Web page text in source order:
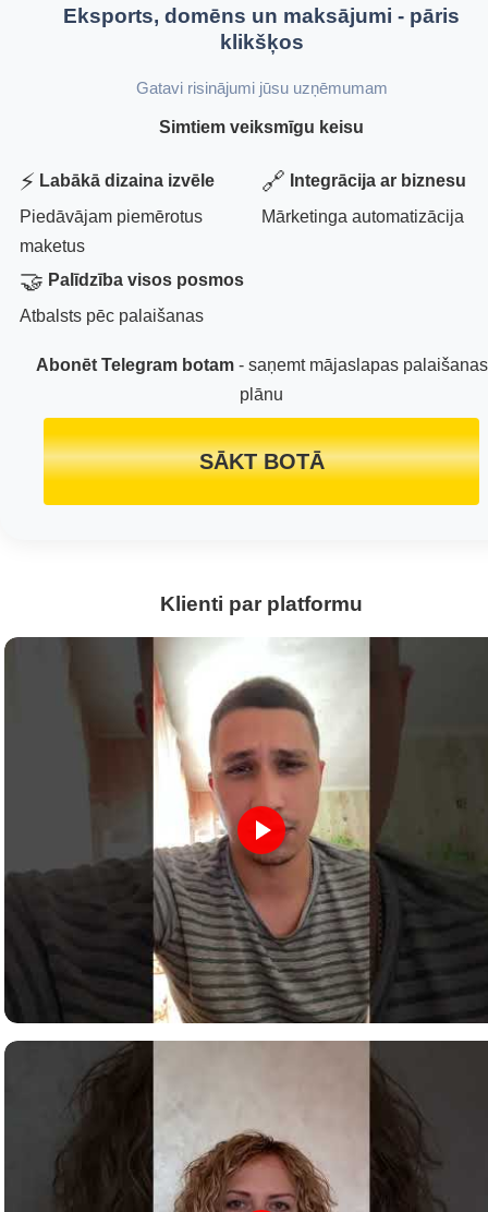
Eksports, domēns un maksājumi - pāris
klikšķos
Gatavi risinājumi jūsu uzņēmumam
Simtiem veiksmīgu keisu
⚡ Labākā dizaina izvēle
Piedāvājam piemērotus
maketus
🔗 Integrācija ar biznesu
Mārketinga automatizācija
🤝 Palīdzība visos posmos
Atbalsts pēc palaišanas
Abonēt Telegram botam- saņemt mājaslapas palaišanas
plānu
SĀKT BOTĀ
Klienti par platformu